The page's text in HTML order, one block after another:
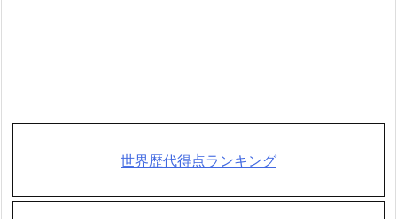
世界歴代得点ランキング